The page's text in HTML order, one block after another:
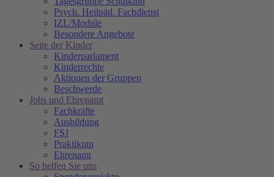
Psych. Heilpäd. Fachdienst
IZL/Module
Besondere Angebote
Seite der Kinder
Kinderparlament
Kinderrechte
Aktionen der Gruppen
Beschwerde
Jobs und Ehrenamt
Fachkräfte
Ausbildung
FSJ
Praktikum
Ehrenamt
So helfen Sie uns